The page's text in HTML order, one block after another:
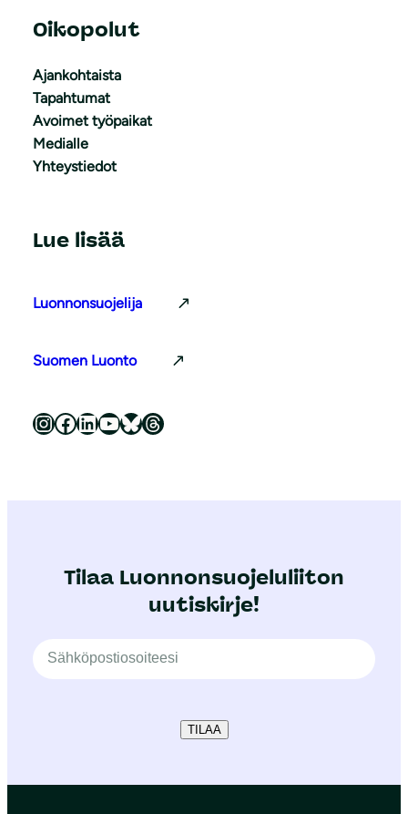
Oikopolut
Ajankohtaista
Tapahtumat
Avoimet työpaikat
Medialle
Yhteystiedot
Lue lisää
Luonnonsuojelija
Suomen Luonto
Luonnonsuojeluliitto Instagramissa Luonnonsuojeluliitto Facebookissa Luonnonsuojeluliitto LinkedInissä Luonnonsuojeluliiton YouTube-kanava Luonnonsuojeluliitto Blueskyssa Luonnonsuojeluliitto Threadsissa
Tilaa Luonnonsuojeluliiton
uutiskirje!
TILAA